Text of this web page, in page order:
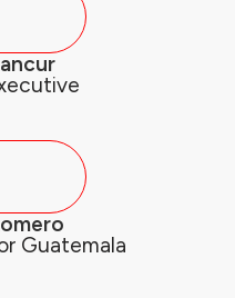
Guatemala